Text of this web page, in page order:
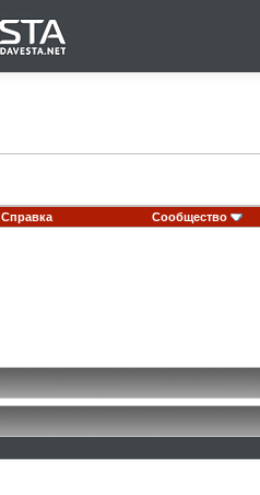
Справка Сообщество